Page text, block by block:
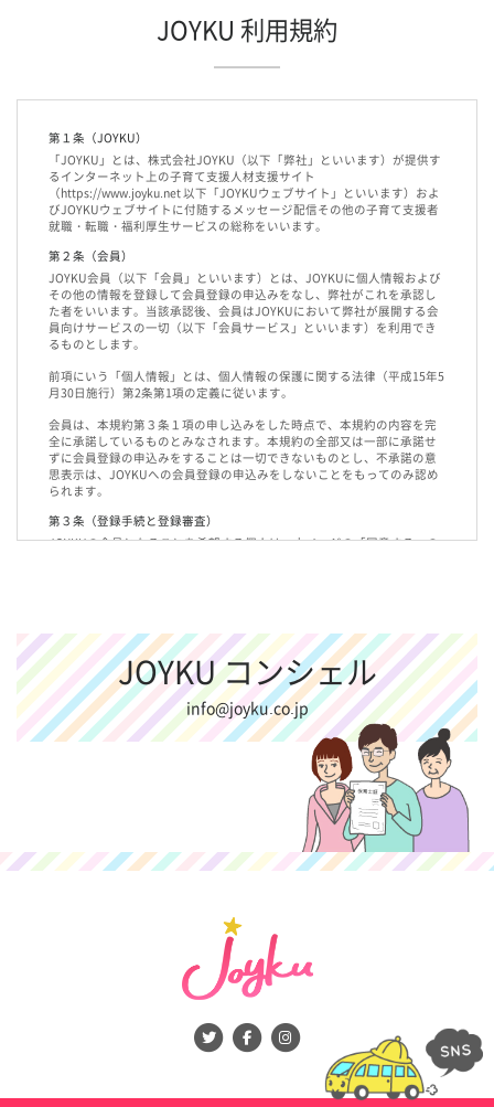
報の漏洩防止に必要な事項を取決め、適切な管理を実施させます。
ご提供いただいた個人情報について、開示等をご希望する場合は、上記２の個
当社に個人情報を提供されるかどうかは、お客様の任意によるものです。ただ
し、必要な項目を正しくご記入いただきませんと採用に関するご連絡等に影響
を及ぼす場合があります。
8.クッキーについて
このサイトでは、訪問者様の閲覧行動を収集・分析していますが、訪問者様の
個人情報とは結びつけていません。
以上
JOYKU 利用規約
第１条（JOYKU）
「JOYKU」とは、株式会社JOYKU（以下「弊社」といいます）が提供す
るインターネット上の子育て支援人材支援サイト
（https://www.joyku.net 以下「JOYKUウェブサイト」といいます）およ
びJOYKUウェブサイトに付随するメッセージ配信その他の子育て支援者
就職・転職・福利厚生サービスの総称をいいます。
第２条（会員）
JOYKU会員（以下「会員」といいます）とは、JOYKUに個人情報および
その他の情報を登録して会員登録の申込みをなし、弊社がこれを承認し
た者をいいます。当該承認後、会員はJOYKUにおいて弊社が展開する会
員向けサービスの一切（以下「会員サービス」といいます）を利用でき
るものとします。
前項にいう「個人情報」とは、個人情報の保護に関する法律（平成15年5
月30日施行）第2条第1項の定義に従います。
会員は、本規約第３条１項の申し込みをした時点で、本規約の内容を完
全に承諾しているものとみなされます。本規約の全部又は一部に承諾せ
ずに会員登録の申込みをすることは一切できないものとし、不承諾の意
思表示は、JOYKUへの会員登録の申込みをしないことをもってのみ認め
られます。
第３条（登録手続と登録審査）
JOYKUの会員となることを希望する個人は、本ページの「同意する」の
弊社は、会員登録を申し込んだ個人が会員として不適当と判断した場合
には、その登録を拒否することができ、弊社はこれについて一切の責任
を負わず、また登録を拒否する理由を申込者に説明する義務も負いませ
ん。また、申込者はこれらにつき異議を申し立てないものとします。
前各項に掲げる内容から発生する一切の損害について、弊社は何らの責
任も負わないものとします。
弊社は、会員に対し、ＩＤ及びパスワードを発行し、付与します。
会員は、自己のＩＤ及びパスワードの使用及び管理について、一切の責
任を負担するものとします。会員は、ＩＤ及びパスワードを第三者に使
用されたことにより発生する一切の損害、および会員自身の使用上の過
誤により発生する一切の損害につき、会員に使用もしくは管理上の帰責
会員は、理由の如何を問わず、ＩＤ及びパスワードを第三者に使用さ
せ、あるいは譲渡、貸与、名義変更、売買、担保設定等をすることはで
会員は、ID又はパスワードを盗まれたり、第三者に使用されたりしてい
弊社からの指示に従うものとします。
会員は、JOYKUへの届出内容、又は登録内容に変更があった場合には、
弊社に対し速やかにその届出をしなければなりません。この届出を遅滞
JOYKU コンシェル
info@joyku.co.jp